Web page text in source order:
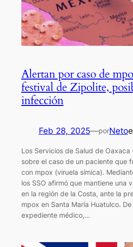
Alertan por caso de
festival de Zipolite,
infección
Feb 28, 2025—porNeto
Los Servicios de Salud de Oaxaca
sobre el caso de un paciente que
con mpox (viruela símica).
los SSO afirmó que mantiene una
en la región de la Costa, ante la
mpox en Santa María Huatulco.
expediente médico,…